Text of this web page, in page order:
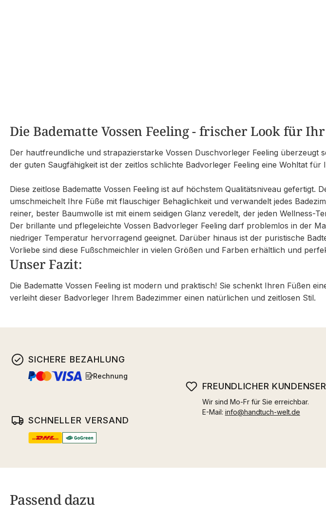
Die Badematte Vossen Feeling - frischer Look für
Der hautfreundliche und strapazierstarke Vossen Duschvorleger Feeling
der guten Saugfähigkeit ist der zeitlos schlichte Badvorleger Feeling eine Wohltat für
Diese zeitlose Badematte Vossen Feeling ist auf höchstem Qualitätsniveau
umschmeichelt Ihre Füße mit flauschiger Behaglichkeit und verwandelt jedes
reiner, bester Baumwolle ist mit einem seidigen Glanz veredelt, der jeden Wellness-
Der brillante und pflegeleichte Vossen Badvorleger Feeling darf problemlos in der
niedriger Temperatur hervorragend geeignet. Darüber hinaus ist der puristische
Vorliebe sind diese Fußschmeichler in vielen Größen und Farben erhältlich und
Unser Fazit:
Die Badematte Vossen Feeling ist modern und praktisch! Sie schenkt Ihren Füßen
verleiht dieser Badvorleger Ihrem Badezimmer einen natürlichen und zeitlosen Stil.
SICHERE BEZAHLUNG
Rechnung
SCHNELLER VERSAND
FREUNDLICHER
Wir sind Mo-Fr für Sie erreichbar.
E-Mail: info@handtuch-welt.de
Passend dazu